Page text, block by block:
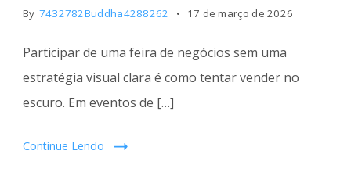
By 7432782Buddha4288262 17 de março de 2026
Participar de uma feira de negócios sem uma
estratégia visual clara é como tentar vender no
escuro. Em eventos de […]
Continue Lendo